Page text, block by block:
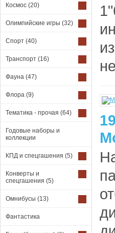
Космос (20)
Олимпийские игры (32)
Спорт (40)
Транспорт (16)
Фауна (47)
Флора (9)
Тематика - прочая (64)
Годовые наборы и
коллекции
КПД и спецгашения (5)
Конверты и
спецгашения (5)
Омнибусы (13)
Фантастика